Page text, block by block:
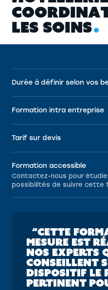
COORDINA
LES SOINS
Durée à définir selon vos
Formation intra entreprise
Tarif sur devis
Formation accessible
Contactez-nous pour
possibilités de suivre cette
“CETTE
MESURE EST
NOS EXPERTS
CONSEILLENT
DISPOSITIF LE
PERTINENT